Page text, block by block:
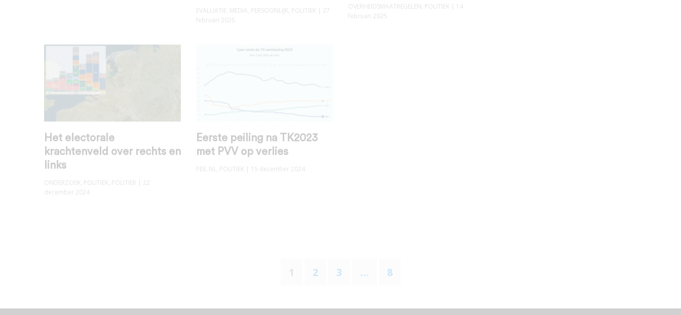
EVALUATIE, MEDIA, PERSOONLIJK, POLITIEK | 27
februari 2025
OVERHEIDSMAATREGELEN, POLITIEK | 14
februari 2025
Het electorale
krachtenveld over rechts en
links
ONDERZOEK, POLITIEK, POLITIEK | 22
december 2024
Eerste peiling na TK2023
met PVV op verlies
PEIL.NL, POLITIEK | 15 december 2024
1 2 3 … 8